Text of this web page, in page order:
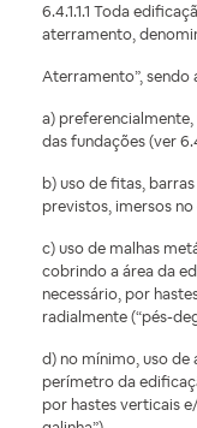
6.4.1.1.1 Toda
aterramento,
Aterramento”, sendo
a)
das fundações (ver
b) uso de fitas,
previstos, imersos no
c) uso de malhas
cobrindo a área da
necessário, por
radialmente (“pés-
d) no mínimo, uso
perímetro da
por hastes verticais